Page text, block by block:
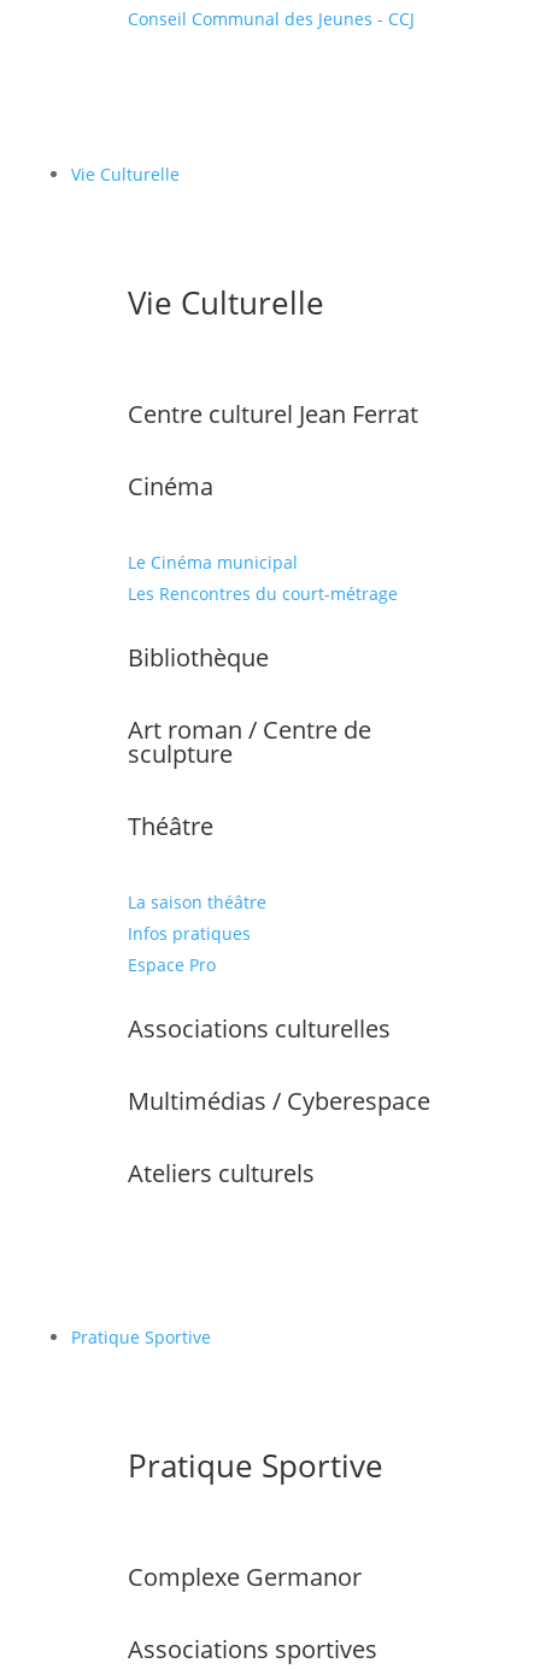
Conseil Communal des Jeunes - CCJ
Vie Culturelle
Vie Culturelle
Centre culturel Jean Ferrat
Cinéma
Le Cinéma municipal
Les Rencontres du court-métrage
Bibliothèque
Art roman / Centre de
sculpture
Théâtre
La saison théâtre
Infos pratiques
Espace Pro
Associations culturelles
Multimédias / Cyberespace
Ateliers culturels
Pratique Sportive
Pratique Sportive
Complexe Germanor
Associations sportives